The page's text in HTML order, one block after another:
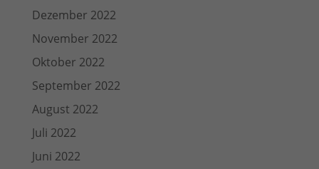
Dezember 2022
November 2022
Oktober 2022
September 2022
August 2022
Juli 2022
Juni 2022